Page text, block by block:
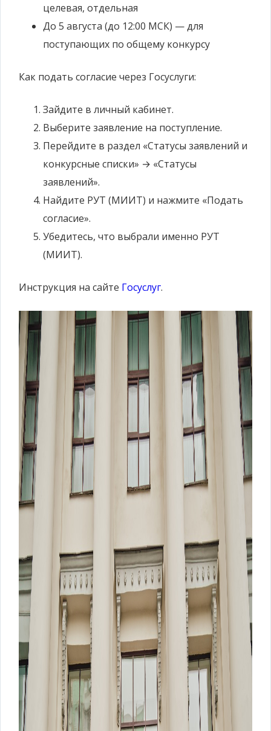
целевая, отдельная
До 5 августа (до 12:00 МСК) — для
поступающих по общему конкурсу
Как подать согласие через Госуслуги:
Зайдите в личный кабинет.
Выберите заявление на поступление.
Перейдите в раздел «Статусы заявлений и
конкурсные списки» → «Статусы
заявлений».
Найдите РУТ (МИИТ) и нажмите «Подать
согласие».
Убедитесь, что выбрали именно РУТ
(МИИТ).
Инструкция на сайте Госуслуг.